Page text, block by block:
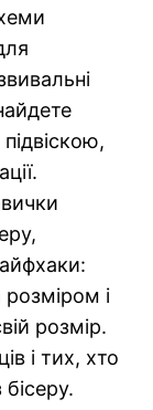
розміром і
розмір.
і тих, хто